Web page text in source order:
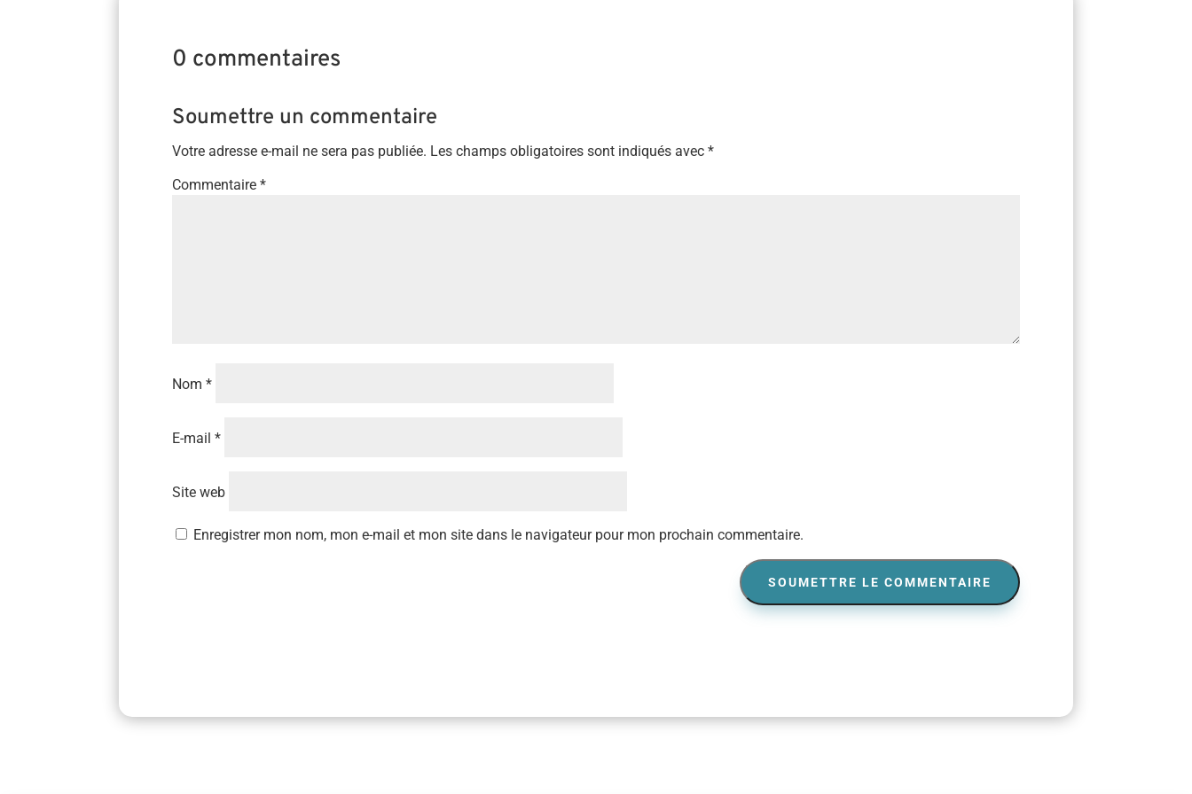
0 commentaires
Soumettre un commentaire
Votre adresse e-mail ne sera pas publiée. Les champs obligatoires sont indiqués avec*
Commentaire*
Nom*
E-mail*
Site web
Enregistrer mon nom, mon e-mail et mon site dans le navigateur pour mon prochain commentaire.
SOUMETTRE LE COMMENTAIRE